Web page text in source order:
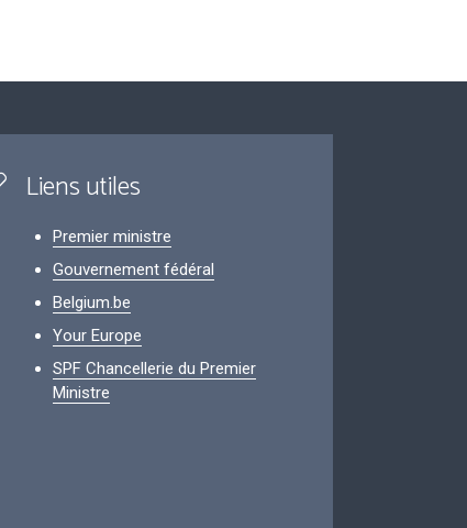
Liens utiles
Premier ministre
Gouvernement fédéral
Belgium.be
Your Europe
SPF Chancellerie du Premier
Ministre